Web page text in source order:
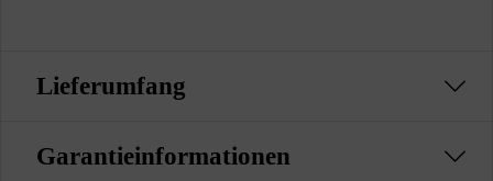
Lieferumfang
Garantieinformationen